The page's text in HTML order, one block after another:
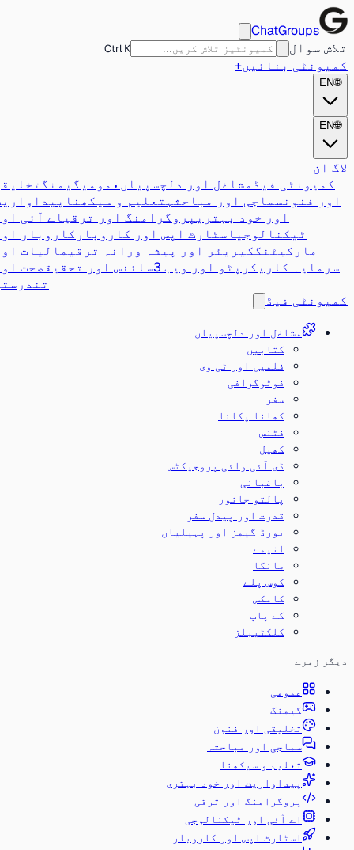
ChatGroups
تلاش سوال
Ctrl K
کمیونٹی بنائیں+
🌐
EN
🌐
EN
لاگ ان
کمیونٹی فیڈمشاغل اور دلچسپیاں عمومیگیمنگتخلیقی
اور فنون سماجی اور مباحثہتعلیم و سیکھناپیداواریت
اور خود بہتری پروگرامنگ اور ترقیاے آئی اور
ٹیکنالوجیاسٹارٹ اپس اور کاروبار کاروبار اور
مارکیٹنگکیریئر اور پیشہ ورانہ ترقیمالیات اور
سرمایہ کاری کرپٹو اور ویب 3 سائنس اور تحقیقصحت اور
تندرستی
کمیونٹی فیڈ
مشاغل اور دلچسپیاں
کتابیں
فلمیں اور ٹی وی
فوٹوگرافی
سفر
کھانا پکانا
فٹنس
کھیل
ڈی آئی وائی پروجیکٹس
باغبانی
پالتو جانور
قدرت اور پیدل سفر
بورڈ گیمز اور پہیلیاں
انیمے
مانگا
کوس پلے
کامکس
کے پاپ
کلکٹیبلز
دیگر زمرے
عمومی
گیمنگ
تخلیقی اور فنون
سماجی اور مباحثہ
تعلیم و سیکھنا
پیداواریت اور خود بہتری
پروگرامنگ اور ترقی
اے آئی اور ٹیکنالوجی
اسٹارٹ اپس اور کاروبار